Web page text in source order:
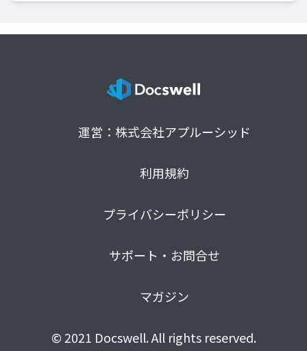
運営：株式会社アプルーシッド
利用規約
プライバシーポリシー
サポート・お問合せ
マガジン
© 2021 Docswell. All rights reserved.